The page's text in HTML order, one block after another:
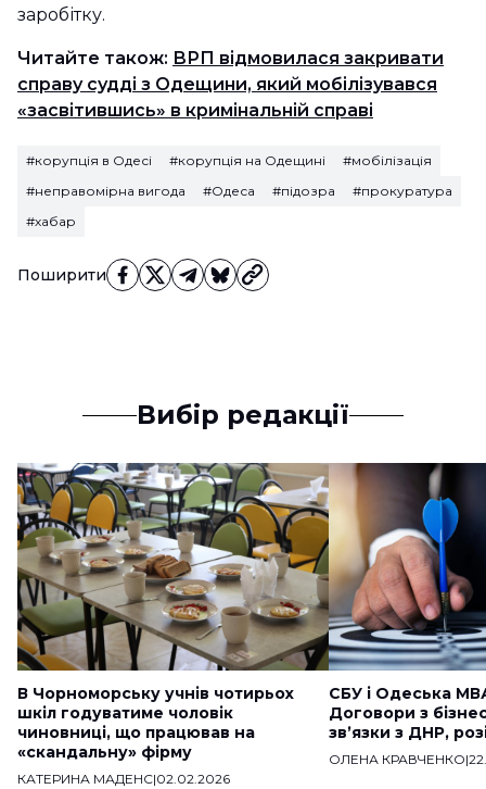
Поширити
заробітку.
Читайте також: ВРП відмовилася закривати
справу судді з Одещини, який мобілізувався
«засвітившись» в кримінальній справі
#корупція в Одесі #корупція на Одещині
#мобілізація
#неправомірна вигода
#Одеса #підозра
#прокуратура
#хабар
Вибір редакції
В Чорноморську учнів чотирьох
шкіл годуватиме чоловік
чиновниці, що працював на
«скандальну» фірму
КАТЕРИНА МАДЕНС|02.02.2026
СБУ і Одеська
Договори з
звʼязки з ДНР,
ОЛЕНА КРАВЧЕНКО|